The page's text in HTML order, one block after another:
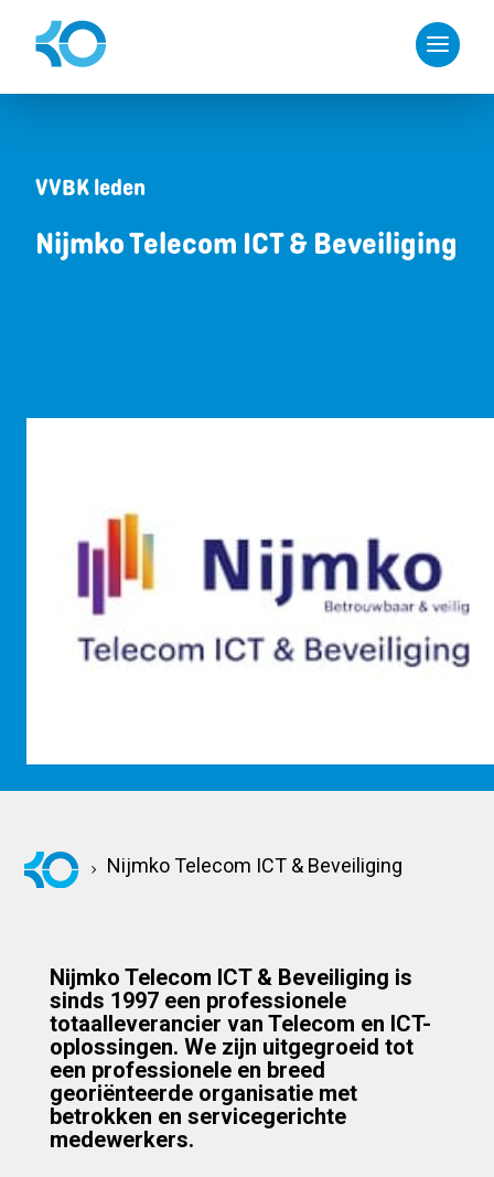
KOM KENNISMAKEN
VVBK leden
Nijmko Telecom ICT & Beveiliging
Nijmko Telecom ICT & Beveiliging
Nijmko Telecom ICT & Beveiliging is
sinds 1997 een professionele
totaalleverancier van Telecom en ICT-
oplossingen. We zijn uitgegroeid tot
een professionele en breed
georiënteerde organisatie met
betrokken en servicegerichte
medewerkers.